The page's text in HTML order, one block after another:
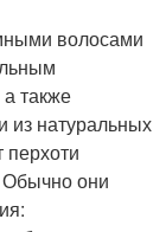
волосами
также
из натуральных
они